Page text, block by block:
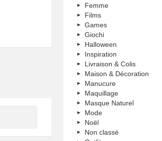
Femme
Films
Games
Giochi
Halloween
Inspiration
Livraison & Colis
Maison & Décoration
Manucure
Maquillage
Masque Naturel
Mode
Noël
Non classé